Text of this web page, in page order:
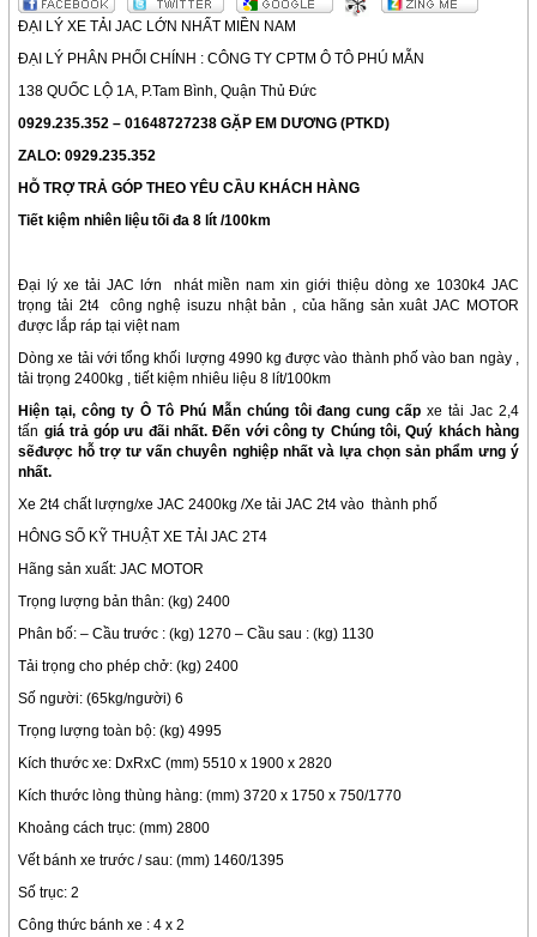
ĐẠI LÝ XE TẢI JAC LỚN NHẤT MIỀN NAM
ĐẠI LÝ PHÂN PHỐI CHÍNH : CÔNG TY CPTM Ô TÔ PHÚ MẪN
138 QUỐC LỘ 1A, P.Tam Bình, Quận Thủ Đức
0929.235.352 – 01648727238 GẶP EM DƯƠNG (PTKD)
ZALO: 0929.235.352
HỖ TRỢTRẢ GÓP THEO YÊU CẦU KHÁCH HÀNG
Tiết kiệm nhiên liệu tốiđa 8 lít /100km
Đại lý xe tải JAC lớn nhát miền nam xin giới thiệu dòng xe 1030k4 JAC
trọng tải 2t4 công nghệ isuzu nhật bản , của hãng sản xuât JAC MOTOR
được lắp ráp tại việt nam
Dòng xe tải với tổng khối lượng 4990 kg được vào thành phố vào ban ngày ,
tải trọng 2400kg , tiết kiệm nhiêu liệu 8 lít/100km
Hiện tại, công ty ÔTôPhúMẫn chúng tôiđang cung cấpxe tải Jac 2,4
tấn giá trảgópưu đãi nhất.Đến với công ty Chúng tôi, Quý khách hàng
sẽđược hỗ trợ tư vấn chuyên nghiệp nhất vàl ựa chọn sản phẩm ưng ý
nhất.
Xe 2t4 chất lượng/xe JAC 2400kg /Xe tải JAC 2t4 vào thành phố
HÔNG SỐ KỸ THUẬT XE TẢI JAC 2T4
Hãng sản xuất: JAC MOTOR
Trọng lượng bản thân: (kg) 2400
Phân bố: – Cầu trước : (kg) 1270 – Cầu sau : (kg) 1130
Tải trọng cho phép chở: (kg) 2400
Số người: (65kg/người) 6
Trọng lượng toàn bộ: (kg) 4995
Kích thước xe: DxRxC (mm) 5510 x 1900 x 2820
Kích thước lòng thùng hàng: (mm) 3720 x 1750 x 750/1770
Khoảng cách trục: (mm) 2800
Vết bánh xe trước / sau: (mm) 1460/1395
Số trục: 2
Công thức bánh xe : 4 x 2